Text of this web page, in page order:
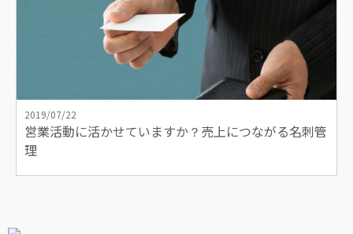
2019/07/22
営業活動に活かせていますか？売上につながる名刺管
理